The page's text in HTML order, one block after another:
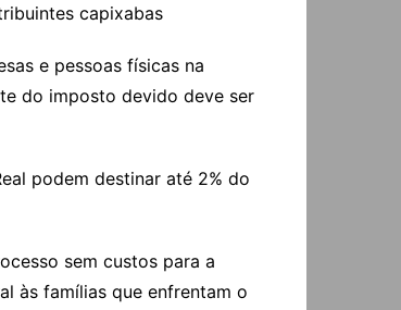
capixabas
e pessoas físicas na
do imposto devido deve ser
podem destinar até 2% do
sem custos para a
às famílias que enfrentam o